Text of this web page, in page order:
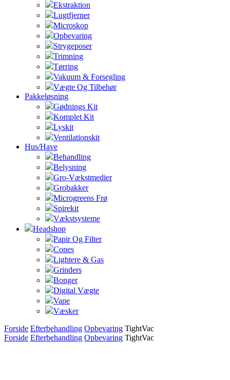
Ekstraktion
Lugtfjerner
Microskop
Opbevaring
Strygeposer
Trimning
Tørring
Vakuum & Forsegling
Vægte Og Tilbehør
Pakkeløsning
Gødnings Kit
Komplet Kit
Lyskit
Ventilationskit
Hus/Have
Behandling
Belysning
Gro-Vækstmedier
Grobakker
Microgreens Frø
Spirekit
Vækstsysteme
Headshop
Papir Og Filter
Cones
Lightere & Gas
Grinders
Bonger
Digital Vægte
Vape
Væsker
Forside Efterbehandling Opbevaring TightVac
Forside Efterbehandling Opbevaring TightVac